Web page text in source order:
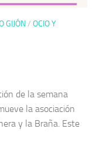
GIJÓN/ OCIO Y
de la semana
la asociación
y la Braña. Este